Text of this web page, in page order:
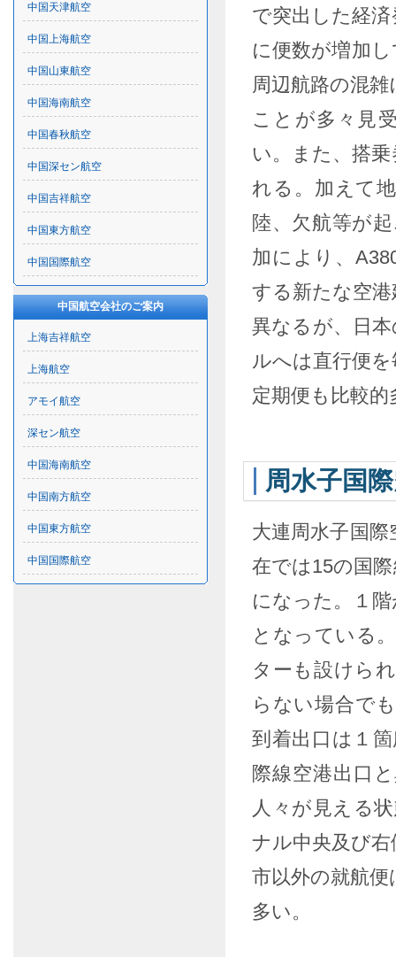
中国天津航空
中国上海航空
中国山東航空
中国海南航空
中国春秋航空
中国深セン航空
中国吉祥航空
中国東方航空
中国国際航空
中国航空会社のご案内
上海吉祥航空
上海航空
アモイ航空
深セン航空
中国海南航空
中国南方航空
中国東方航空
中国国際航空
で突出した経
に便数が増加
周辺航路の混
ことが多々見
い。また、搭
れる。加えて
陸、欠航等が
加により、
する新たな空
異なるが、日
ルへは直行便
定期便も比較
周水子国
大連周水子国
在では15の国
になった。１
となっている
ターも設けら
らない場合で
到着出口は１
際線空港出口
人々が見える
ナル中央及び
市以外の就航
多い。